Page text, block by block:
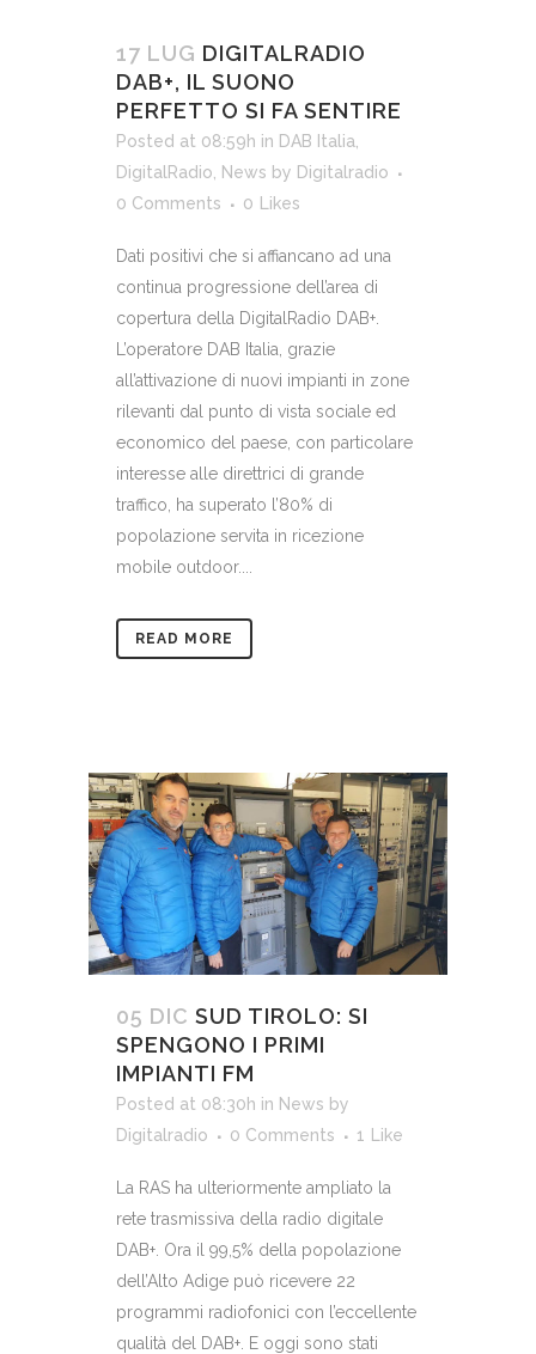
17 LUG DIGITALRADIO
DAB+, IL SUONO
PERFETTO SI FA SENTIRE
Posted at 08:59h in DAB Italia
DigitalRadio
News by Digitalradio
0 Comments
0 Likes
Dati positivi che si affiancano ad una
continua progressione dell’area di
copertura della DigitalRadio DAB+.
L’operatore DAB Italia, grazie
all’attivazione di nuovi impianti in zone
rilevanti dal punto di vista sociale ed
economico del paese, con particolare
interesse alle direttrici di grande
traffico, ha superato l’80% di
popolazione servita in ricezione
mobile outdoor....
READ MORE
05 DIC SUD TIROLO: SI
SPENGONO I PRIMI
IMPIANTI FM
Posted at 08:30h in News by
Digitalradio
0 Comments 1 Like
La RAS ha ulteriormente ampliato la
rete trasmissiva della radio digitale
DAB+. Ora il 99,5% della popolazione
dell’Alto Adige può ricevere 22
programmi radiofonici con l’eccellente
qualità del DAB+. E oggi sono stati